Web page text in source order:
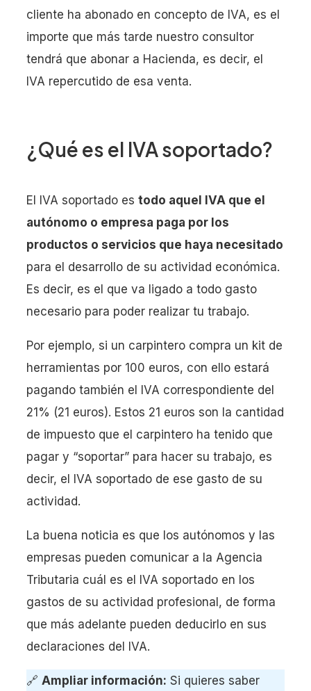
cliente ha abonado en concepto de IVA, es el
importe que más tarde nuestro consultor
tendrá que abonar a Hacienda, es decir, el
IVA repercutido de esa venta.
¿Qué es el IVA soportado?
El IVA soportado es todo aquel IVA que el
autónomo o empresa paga por los
productos o servicios que haya necesitado
para el desarrollo de su actividad económica.
Es decir, es el que va ligado a todo gasto
necesario para poder realizar tu trabajo.
Por ejemplo, si un carpintero compra un kit de
herramientas por 100 euros, con ello estará
pagando también el IVA correspondiente del
21% (21 euros). Estos 21 euros son la cantidad
de impuesto que el carpintero ha tenido que
pagar y “soportar” para hacer su trabajo, es
decir, el IVA soportado de ese gasto de su
actividad.
La buena noticia es que los autónomos y las
empresas pueden comunicar a la Agencia
Tributaria cuál es el IVA soportado en los
gastos de su actividad profesional, de forma
que más adelante pueden deducirlo en sus
declaraciones del IVA.
🔗 Ampliar información: Si quieres saber